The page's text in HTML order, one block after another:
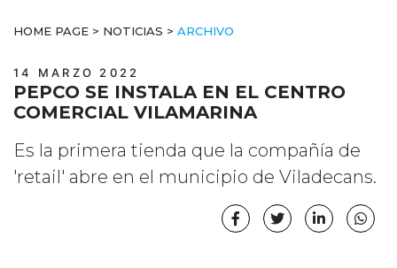
HOME PAGE > NOTICIAS > ARCHIVO
14 MARZO 2022
PEPCO SE INSTALA EN EL CENTRO
COMERCIAL VILAMARINA
Es la primera tienda que la compañía de
'retail' abre en el municipio de Viladecans.